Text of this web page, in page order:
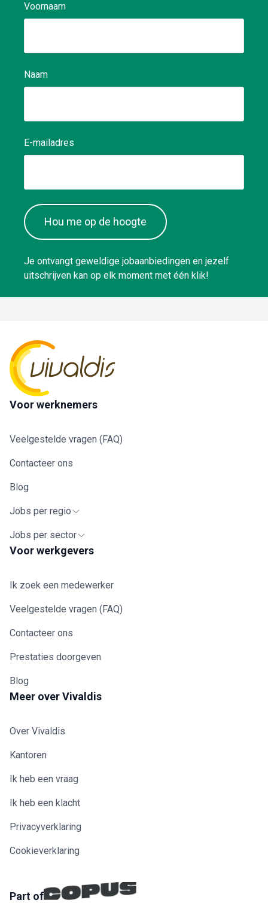
Voornaam
Naam
E-mailadres
Hou me op de hoogte
Je ontvangt geweldige jobaanbiedingen en jezelf
uitschrijven kan op elk moment met één klik!
Voor werknemers
Veelgestelde vragen (FAQ)
Contacteer ons
Blog
Jobs per regio
Jobs per sector
Voor werkgevers
Ik zoek een medewerker
Veelgestelde vragen (FAQ)
Contacteer ons
Prestaties doorgeven
Blog
Meer over Vivaldis
Over Vivaldis
Kantoren
Ik heb een vraag
Ik heb een klacht
Privacyverklaring
Cookieverklaring
Part of